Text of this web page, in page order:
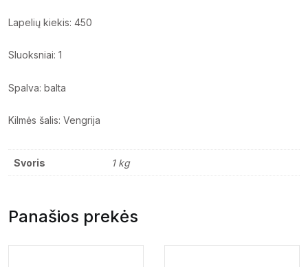
Lapelių kiekis: 450
Sluoksniai: 1
Spalva: balta
Kilmės šalis: Vengrija
Svoris 1 kg
Panašios prekės